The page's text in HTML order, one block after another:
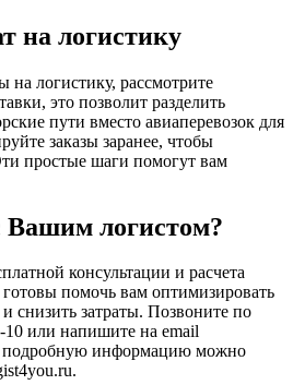
на логистику
на логистику, рассмотрите
это позволит разделить
пути вместо авиаперевозок для
заказы заранее, чтобы
простые шаги помогут вам
Вашим логистом?
консультации и расчета
помочь вам оптимизировать
снизить затраты. Позвоните по
10 или напишите на email
подробную информацию можно